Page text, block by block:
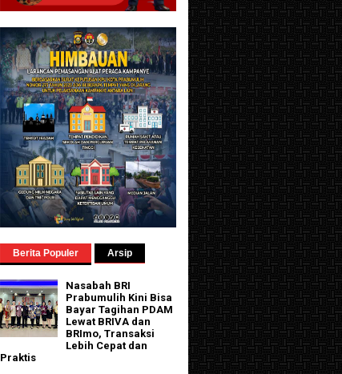
Berita Populer Arsip
Nasabah BRI
Prabumulih Kini Bisa
Bayar Tagihan PDAM
Lewat BRIVA dan
BRImo, Transaksi
Lebih Cepat dan
Praktis